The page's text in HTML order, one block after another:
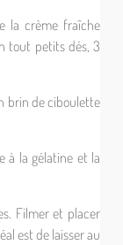
la crème fraîche
tout petits dés, 3
brin de ciboulette
à la gélatine et la
Filmer et placer
est de laisser au